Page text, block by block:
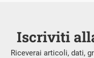
Iscriviti
Riceverai articoli, dati,